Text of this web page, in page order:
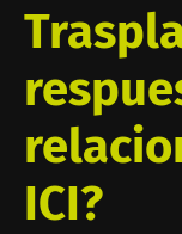
a
navegación
ICI?